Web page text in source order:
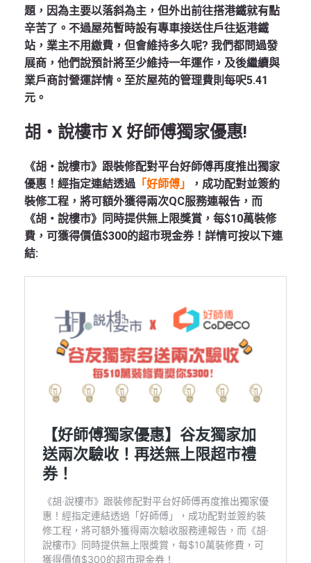
題，因為主要以落斜為主，但外出前往搭港鐵就有點
辛苦了。不過屋苑暫時設有專車接送住戶往返港鐵
站，業主不用繳費，但會維持多久呢? 我們都問過發
展商，他們說預計將至少維持一年運作，及後繼續與
業戶商討營運詳情。至於屋苑的管理費則每呎5.41
元。
胡‧說樓市 X 好師傅獨家優惠!
《胡‧說樓市》跟裝修配對平台好師傅再度推出獨家
優惠！經指定連結透過 「好師傅」
，成功配對並簽約
裝修工程，將可額外獲得兩次QC服務連報告，而
《胡‧說樓市》同時提供無上限獎賞，每$10萬裝修
費，可獲得價值$300的超市現金券！詳情可按以下連
結: